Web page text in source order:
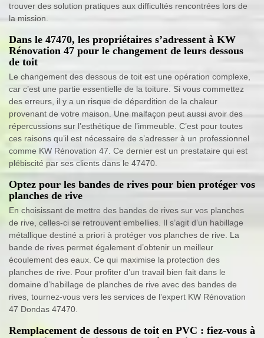
trouver des solution pratiques aux difficultés rencontrées lors de
la mission.
Dans le 47470, les propriétaires s’adressent à KW
Rénovation 47 pour le changement de leurs dessous
de toit
Le changement des dessous de toit est une opération complexe,
car c’est une partie essentielle de la toiture. Si vous commettez
des erreurs, il y a un risque de déperdition de la chaleur
provenant de votre maison. Une malfaçon peut aussi avoir des
répercussions sur l’esthétique de l’immeuble. C’est pour toutes
ces raisons qu’il est nécessaire de s’adresser à un professionnel
comme KW Rénovation 47. Ce dernier est un prestataire qui est
plébiscité par ses clients dans le 47470.
Optez pour les bandes de rives pour bien protéger vos
planches de rive
En choisissant de mettre des bandes de rives sur vos planches
de rive, celles-ci se retrouvent embellies. Il s’agit d’un habillage
métallique destiné a priori à protéger vos planches de rive. La
bande de rives permet également d’obtenir un meilleur
écoulement des eaux. Ce qui maximise la protection des
planches de rive. Pour profiter d’un travail bien fait dans le
domaine d’habillage de planches de rive avec des bandes de
rives, tournez-vous vers les services de l’expert KW Rénovation
47 Dondas 47470.
Remplacement de dessous de toit en PVC : fiez-vous à